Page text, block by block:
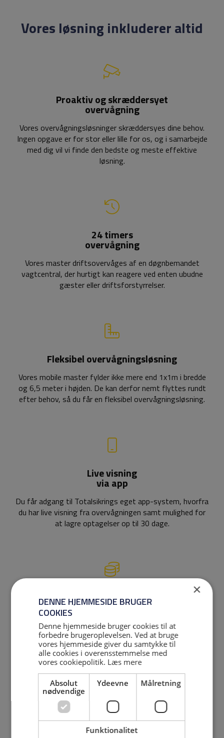
Vores løsning inkluderer altid
Proaktiv og skræddersyet
overvågning
Vores overvågningsløsninger skræddersyes dine behov.
Ingen opgave er for stor eller lille for os, og i samarbejde
med dig vil vi finde den bedste og meste effektive
løsning.
24 timers
overvågning
Vores master driftsovervåges af en døgnbemandet
vagtcentral, der hurtigt kan reagere ved enten ubudne
gæster eller driftsforstyrrelser.
Fleksibel overvågningsløsning
Vores mobile master fylder ikke mere end 1x1m i bredde
og 6,5 meter i højden. De kan derfor nemt flyttes rundt
efter behov, så du får en fleksibel overvågningsløsning.
Live visning
via app
Du får adgang til Totalsikrings eget app-system, hvorfra
du har live visning fra overvågningen samt mulighed for
at lagre optagelser op til 30 dage.
Transparent pris - ingen
skjulte omkostninger
Den pris, vi giver vores kunder, er altid den pris, vi
fakturerer til sidst. Vi er altid åbne omkring vores priser,
og der er ingen skjulte tillæg eller gebyrer hos os.
Levering i hele
Danmark
×
DENNE HJEMMESIDE BRUGER
COOKIES
Denne hjemmeside bruger cookies til at
forbedre brugeroplevelsen. Ved at bruge
vores hjemmeside giver du samtykke til
alle cookies i overensstemmelse med
vores cookiepolitik. Læs mere
Absolut
nødvendige
Ydeevne Målretning
Funktionalitet